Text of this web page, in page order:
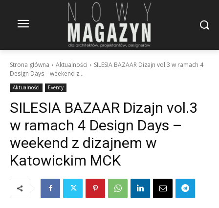
Strona główna Aktualności
SILESIA BAZAAR Dizajn vol.3 w ramach 4
Design Days – weekend z...
Aktualności Eventy
SILESIA BAZAAR Dizajn vol.3
w ramach 4 Design Days –
weekend z dizajnem w
Katowickim MCK